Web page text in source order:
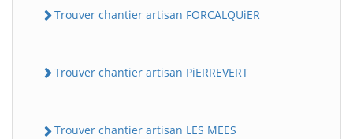
Trouver chantier artisan FORCALQUiER
Trouver chantier artisan PiERREVERT
Trouver chantier artisan LES MEES